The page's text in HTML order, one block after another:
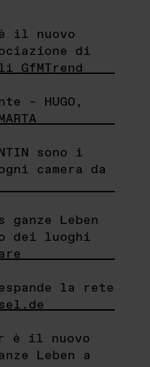
è il nuovo
di
GfMTrend
– HUGO,
sono i
camera da
ganze Leben
dei luoghi
la rete
è il nuovo
Leben a